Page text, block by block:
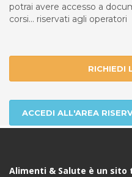
potrai avere accesso a
corsi... riservati agli operatori
RICHIEDI
ACCEDI ALL'AREA
Alimenti & Salute è un sito